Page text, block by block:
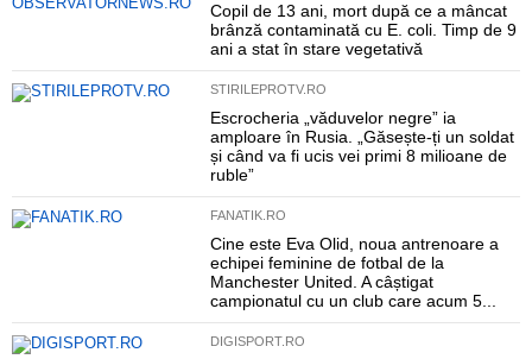
Copil de 13 ani, mort după ce a mâncat
brânză contaminată cu E. coli. Timp de 9
ani a stat în stare vegetativă
STIRILEPROTV.RO
Escrocheria „văduvelor negre” ia
amploare în Rusia. „Găsește-ți un soldat
și când va fi ucis vei primi 8 milioane de
ruble”
FANATIK.RO
Cine este Eva Olid, noua antrenoare a
echipei feminine de fotbal de la
Manchester United. A câștigat
campionatul cu un club care acum 5...
DIGISPORT.RO